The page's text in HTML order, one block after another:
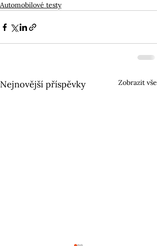
Automobilové testy
Nejnovější příspěvky Zobrazit vše